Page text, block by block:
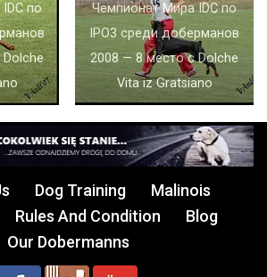
по
Чемпионат Мира IDC по
IPO3 среди доберманов
2008 — 8 место с Dolche
Vita iz Gratsiano
Dog Training
Malinois
Rules And Condition
Blog
Our Dobermanns